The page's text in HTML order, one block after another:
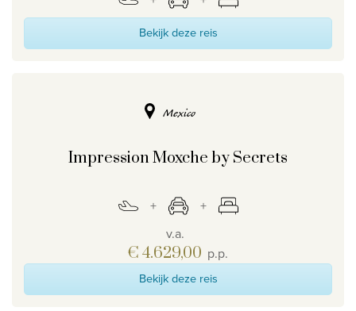
Bekijk deze reis
Mexico
Impression Moxche by Secrets
v.a.
€ 4.629,00 p.p.
Bekijk deze reis